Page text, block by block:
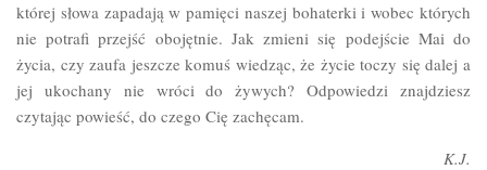
której słowa zapadają w pamięci naszej bohaterki i wobec których
nie potrafi przejść obojętnie. Jak zmieni się podejście Mai do
życia, czy zaufa jeszcze komuś wiedząc, że życie toczy się dalej a
jej ukochany nie wróci do żywych? Odpowiedzi znajdziesz
czytając powieść, do czego Cię zachęcam.
K.J.